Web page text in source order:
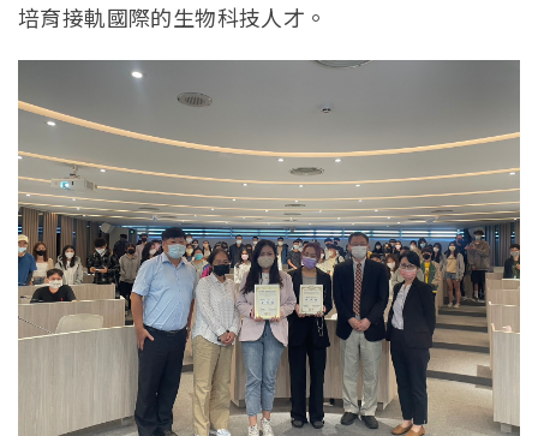
培育接軌國際的生物科技人才。